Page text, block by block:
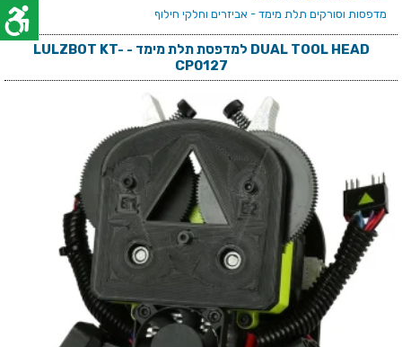
מדפסות וסורקים תלת מימד - אביזרים וחלקי חילוף
DUAL TOOL HEAD למדפסת תלת מימד - LULZBOT KT-
CP0127